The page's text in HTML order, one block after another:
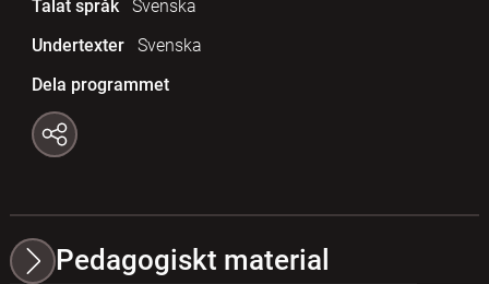
Talat språk
Svenska
Undertexter
Svenska
Dela programmet
Pedagogiskt material